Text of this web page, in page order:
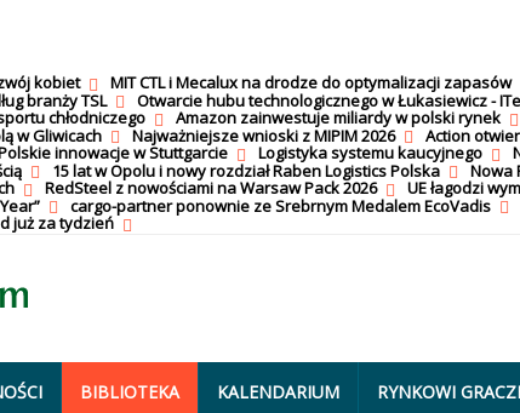
kobiet MIT CTL i Mecalux na drodze do optymalizacji zapasów
branży TSL
Otwarcie hubu technologicznego w Łukasiewicz -
chłodniczego
Amazon zainwestuje miliardy w polski rynek
w Gliwicach Najważniejsze wnioski z MIPIM 2026 Action
innowacje w Stuttgarcie Logistyka systemu kaucyjnego
15 lat w Opolu i nowy rozdział Raben Logistics Polska Nowa
RedSteel z nowościami na Warsaw Pack 2026 UE łagodzi
cargo-partner ponownie ze Srebrnym Medalem EcoVadis
już za tydzień
BIBLIOTEKA KALENDARIUM RYNKOWI